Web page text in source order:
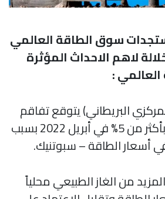
سوق الطاقة العالمي
لاهم الاحداث المؤثرة
:
البريطاني) يتوقع تفاقم
التضخم بشكل كبير بأكثر من 5% في أبريل 2022 بسبب
أسعار الطاقة – سبوتنيك.
من الغاز الطبيعي محلياً